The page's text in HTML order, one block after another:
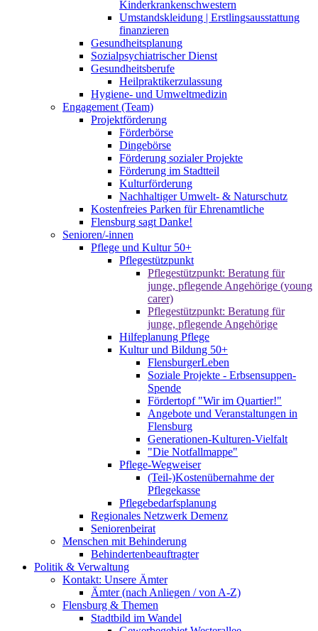
Kinderkrankenschwestern
Umstandskleidung | Erstlingsausstattung
finanzieren
Gesundheitsplanung
Sozialpsychiatrischer Dienst
Gesundheitsberufe
Heilpraktikerzulassung
Hygiene- und Umweltmedizin
Engagement (Team)
Projektförderung
Förderbörse
Dingebörse
Förderung sozialer Projekte
Förderung im Stadtteil
Kulturförderung
Nachhaltiger Umwelt- & Naturschutz
Kostenfreies Parken für Ehrenamtliche
Flensburg sagt Danke!
Senioren/-innen
Pflege und Kultur 50+
Pflegestützpunkt
Pflegestützpunkt: Beratung für
junge, pflegende Angehörige (young
carer)
Pflegestützpunkt: Beratung für
junge, pflegende Angehörige
Hilfeplanung Pflege
Kultur und Bildung 50+
FlensburgerLeben
Soziale Projekte - Erbsensuppen-
Spende
Fördertopf "Wir im Quartier!"
Angebote und Veranstaltungen in
Flensburg
Generationen-Kulturen-Vielfalt
"Die Notfallmappe"
Pflege-Wegweiser
(Teil-)Kostenübernahme der
Pflegekasse
Pflegebedarfsplanung
Regionales Netzwerk Demenz
Seniorenbeirat
Menschen mit Behinderung
Behindertenbeauftragter
Politik & Verwaltung
Kontakt: Unsere Ämter
Ämter (nach Anliegen / von A-Z)
Flensburg & Themen
Stadtbild im Wandel